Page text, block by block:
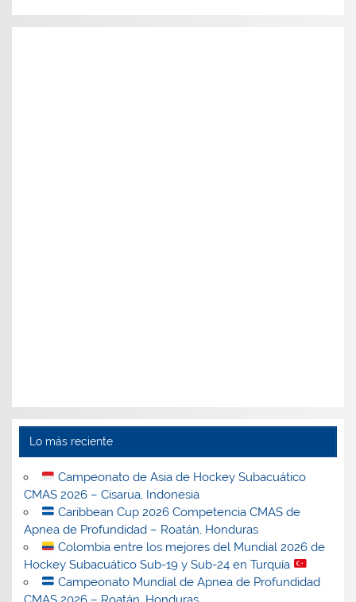
Lo más reciente
Campeonato de Asia de Hockey Subacuático
CMAS 2026 – Cisarua, Indonesia
Caribbean Cup 2026 Competencia CMAS de
Apnea de Profundidad – Roatán, Honduras
Colombia entre los mejores del Mundial 2026 de
Hockey Subacuático Sub-19 y Sub-24 en Turquía
Campeonato Mundial de Apnea de Profundidad